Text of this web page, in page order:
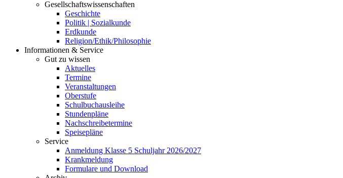
Gesellschaftswissenschaften
Geschichte
Politik | Sozialkunde
Erdkunde
Religion/Ethik/Philosophie
Informationen & Service
Gut zu wissen
Aktuelles
Termine
Veranstaltungen
Oberstufe
Schulbuchausleihe
Stundenpläne
Nachschreibetermine
Speisepläne
Service
Anmeldung Klasse 5 Schuljahr 2026/2027
Krankmeldung
Formulare und Download